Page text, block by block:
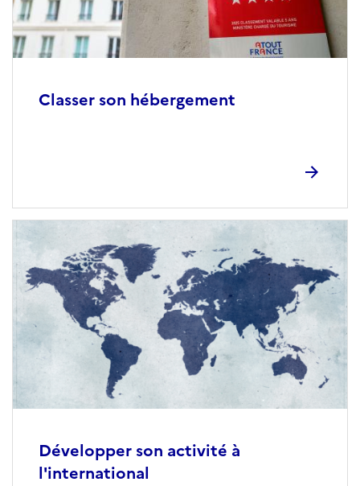
Classer son hébergement
Développer son activité à
l'international